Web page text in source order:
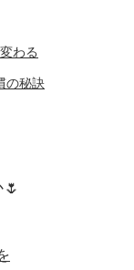
わる
の秘訣